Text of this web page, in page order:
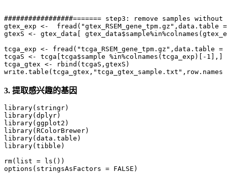
#################======= step3: remove samples without
gtex_exp <-  fread("gtex_RSEM_gene_tpm.gz",data.table
gtexS <- gtex_data[
tcga_exp <- fread("tcga_RSEM_gene_tpm.gz",data.table =
tcgaS <- tcga[tcga$sample %in%colnames(tcga_exp)[-1],]
tcga_gtex <- rbind(tcgaS,gtexS)
3. 提取感兴趣的基因
library(stringr)
library(dplyr)
library(ggplot2)
library(RColorBrewer)
library(data.table)
library(tibble)
rm(list = ls())
options(stringsAsFactors = FALSE)